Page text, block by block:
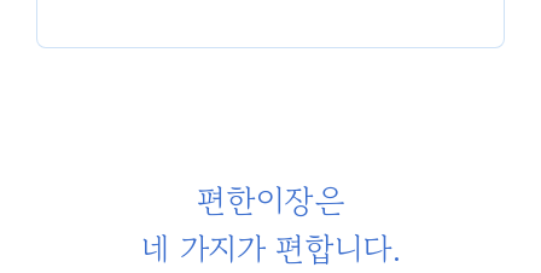
편한이장은
네 가지가 편합니다.